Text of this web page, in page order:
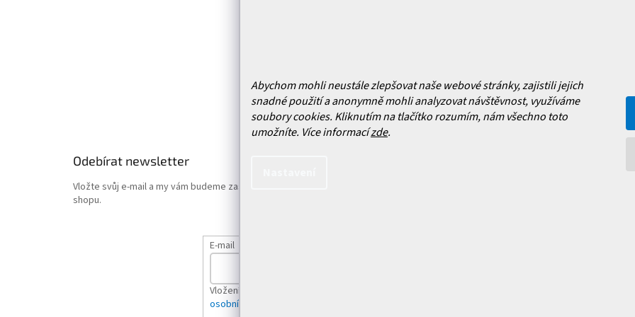
Abychom mohli neustále zlepšovat naše webové stránky, zajistili jejich
snadné použití a anonymně mohli analyzovat návštěvnost, využíváme
soubory cookies. Kliknutím na tlačítko rozumím, nám všechno toto
umožníte. Více informacízde.
Podmínky ochrany osobních údajů
Hodnocení obchodu
Odebírat newsletter
Vložte svůj e-mail a my vám budeme zasílat informace o nových produktech na našem e-
shopu.
E-mail
Vložením e-mailu souhlasíte s
osobních údajů